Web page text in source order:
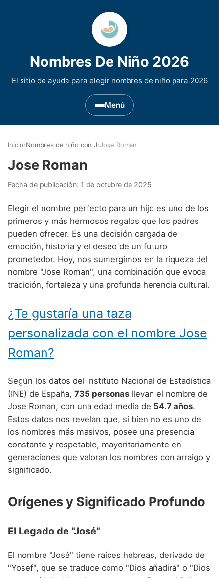
Nombres De Niño 2026
El sitio de ayuda para elegir nombres de niño para 2026
Menú
Nombres de niño que empiezan por D
Nombres de niño que empiezan por E
Nombres de niño que empiezan por F
Nombres de niño que empiezan por G
Nombres de niño que empiezan por H
Nombres de niño que empiezan por I
Nombres de niño que empiezan por J
Nombres de niño que empiezan por K
Nombres de niño que empiezan por M
Nombres de niño que empiezan por N
Nombres de niño que empiezan por O
Nombres de niño que empiezan por P
Nombres de niño que empiezan por Q
Nombres de niño que empiezan por S
Nombres de niño que empiezan por U
Nombres de niño que empiezan por V
Nombres de niño que empiezan por W
Nombres de Niño Asturianos
Nombres de Niño Baleares
Nombres de Niño Canarios
Nombres de Niño Cantabros
Nombres de Niño Castellanos
Nombres de Niño Catalanes
Nombres de Niño Extremeños
Nombres de Niño Murcianos
Nombres de Niño Navarros
Nombres de Niño Riojanos
Nombres de Niño Valencianos
Nombres de Niño Vascos
Nombres de Niño Celtas
Nombres de Niño Egipcios
Nombres de Niño Griegos
Nombres de Niño Mitologicos
Nombres de Niño Vikingos
Nombres de Niño Alemanes
Nombres de Niño Americanos
Nombres de Niño Arabes
Nombres de Niño Chinos
Nombres de Niño Hispanoamericanos
Nombres de Niño Ingleses
Nombres de Niño Judíos
Nombres de Niño Marroquíes
Nombres de Niño Portugueses
Nombres de Niño Rumanos
Buscar
Inicio›Nombres de niño con J›Jose Roman
Jose Roman
Fecha de publicación: 1 de octubre de 2025
Elegir el nombre perfecto para un hijo es uno de los
primeros y más hermosos regalos que los padres
pueden ofrecer. Es una decisión cargada de
emoción, historia y el deseo de un futuro
prometedor. Hoy, nos sumergimos en la riqueza del
nombre "Jose Roman", una combinación que evoca
tradición, fortaleza y una profunda herencia cultural.
¿Te gustaría una taza
personalizada con el nombre Jose
Roman?
Según los datos del Instituto Nacional de Estadística
(INE) de España, 735 personas llevan el nombre de
Jose Roman, con una edad media de 54.7 años.
Estos datos nos revelan que, si bien no es uno de
los nombres más masivos, posee una presencia
constante y respetable, mayoritariamente en
generaciones que valoran los nombres con arraigo y
significado.
Orígenes y Significado Profundo
El Legado de "José"
El nombre "José" tiene raíces hebreas, derivado de
"Yosef", que se traduce como "Dios añadirá" o "Dios